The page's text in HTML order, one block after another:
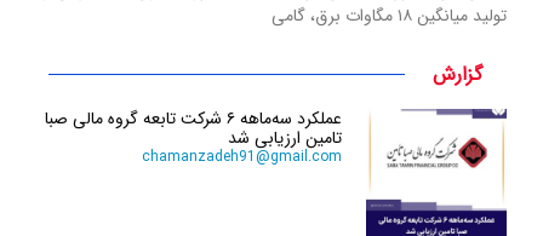
تولید میانگین ۱۸ مگاوات برق، گامی
گزارش
عملکرد سه‌ماهه ۶ شرکت‌ تابعه گروه مالی صبا
تامین ارزیابی شد
chamanzadeh91@gmail.com